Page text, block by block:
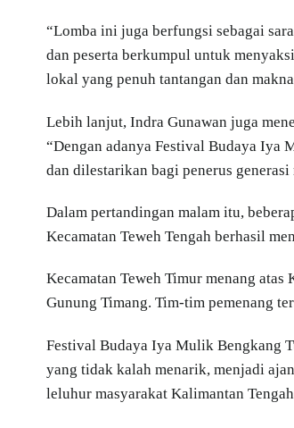
“Lomba ini juga berfungsi sebagai
dan peserta berkumpul untuk
lokal yang penuh tantangan dan
Lebih lanjut, Indra Gunawan juga
“Dengan adanya Festival Budaya Iya
dan dilestarikan bagi penerus generasi
Dalam pertandingan malam itu,
Kecamatan Teweh Tengah berhasil
Kecamatan Teweh Timur menang
Gunung Timang. Tim-tim pemenang
Festival Budaya Iya Mulik Bengkang
yang tidak kalah menarik, menjadi
leluhur masyarakat Kalimantan